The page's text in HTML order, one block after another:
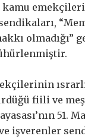
kamu
olmadığı”
fiili ve
51.
işverenler